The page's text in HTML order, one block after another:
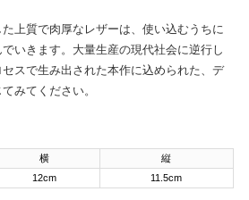
上質で肉厚なレザーは、使い込むうちに
いきます。大量生産の現代社会に逆行し
スで生み出された本作に込められた、デ
みてください。
横
縦
12cm 11.5cm